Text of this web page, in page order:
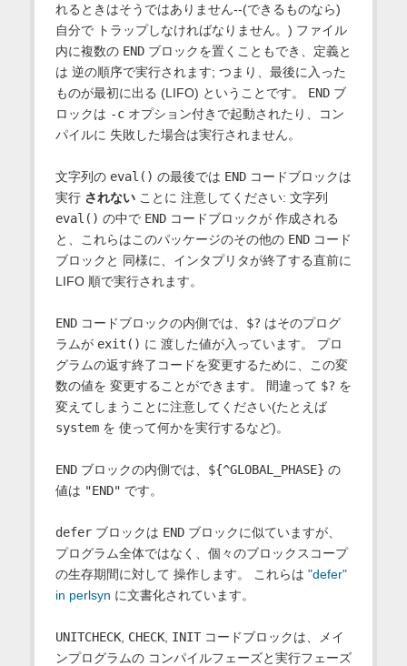
れるときはそうではありません--(できるものなら)
自分で トラップしなければなりません。) ファイル
内に複数の ENDブロックを置くこともでき、定義と
は 逆の順序で実行されます; つまり、最後に入った
ものが最初に出る (LIFO) ということです。 ENDブ
ロックは -cオプション付きで起動されたり、コン
パイルに 失敗した場合は実行されません。
文字列の eval() の最後では ENDコードブロックは
実行 されないことに 注意してください: 文字列
eval() の中で ENDコードブロックが 作成される
と、これらはこのパッケージのその他の ENDコード
ブロックと 同様に、インタプリタが終了する直前に
LIFO 順で実行されます。
ENDコードブロックの内側では、 $? はそのプログ
ラムが exit() に 渡した値が入っています。 プロ
グラムの返す終了コードを変更するために、この変
数の値を 変更することができます。 間違って $? を
変えてしまうことに注意してください(たとえば
systemを 使って何かを実行するなど)。
ENDブロックの内側では、 ${^GLOBAL_PHASE} の
値は "END" です。
deferブロックは ENDブロックに似ていますが、
プログラム全体ではなく、個々のブロックスコープ
の生存期間に対して 操作します。 これらは "defer"
in perlsyn に文書化されています。
UNITCHECK, CHECK, INITコードブロックは、メイ
ンプログラムの コンパイルフェーズと実行フェーズ